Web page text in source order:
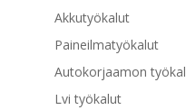
Akkutyökalut
Paineilmatyökalut
Autokorjaamon
Lvi työkalut